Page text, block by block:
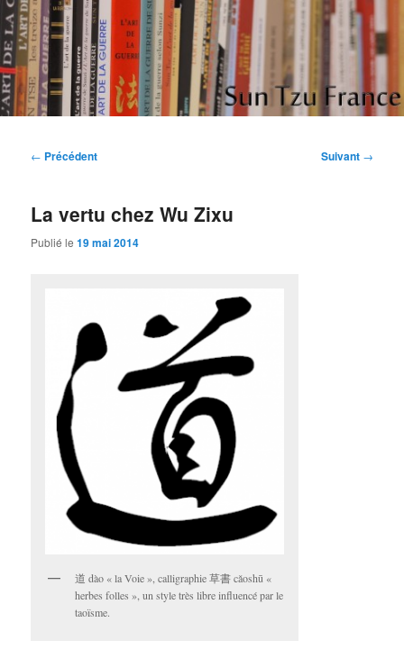
Aller
au
contenu
principalSun Tzu France
Etudes et réflexions sur "L'art de la guerre" de Sun Tzu
Navigation
← Précédent Suivant →
La vertu chez Wu Zixu
Publié le19 mai 2014
道 dào « la Voie », calligraphie 草書 cǎoshū «
herbes folles », un style très libre influencé par le
taoïsme.